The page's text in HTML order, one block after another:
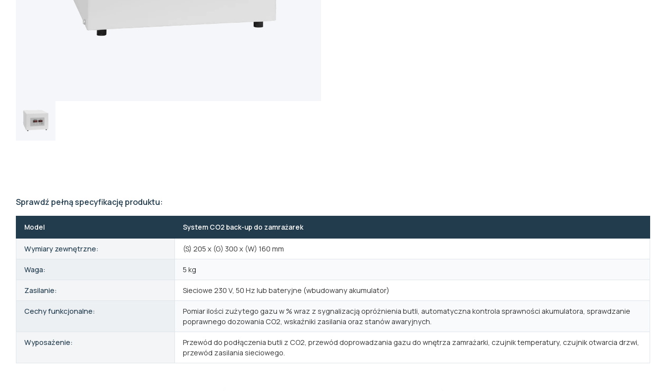
Sprawdź pełną specyfikację produktu:
Model System CO2 back-up do zamrażarek
Wymiary zewnętrzne: (S) 205 x (G) 300 x (W) 160 mm
Waga: 5 kg
Zasilanie: Sieciowe 230 V, 50 Hz lub bateryjne (wbudowany akumulator)
Cechy funkcjonalne:
Pomiar ilości zużytego gazu w % wraz z sygnalizacją opróżnienia butli, automatyczna kontrola sprawności akumulatora, sprawdzanie
poprawnego dozowania CO2, wskaźniki zasilania oraz stanów awaryjnych.
Wyposażenie:
Przewód do podłączenia butli z CO2, przewód doprowadzania gazu do wnętrza zamrażarki, czujnik temperatury, czujnik otwarcia drzwi,
przewód zasilania sieciowego.